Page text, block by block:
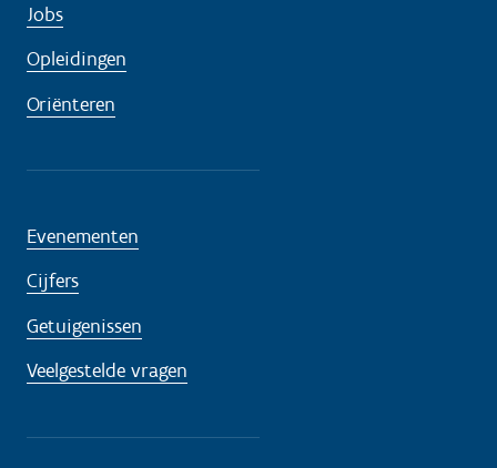
Jobs
Opleidingen
Oriënteren
Evenementen
Cijfers
Getuigenissen
Veelgestelde vragen